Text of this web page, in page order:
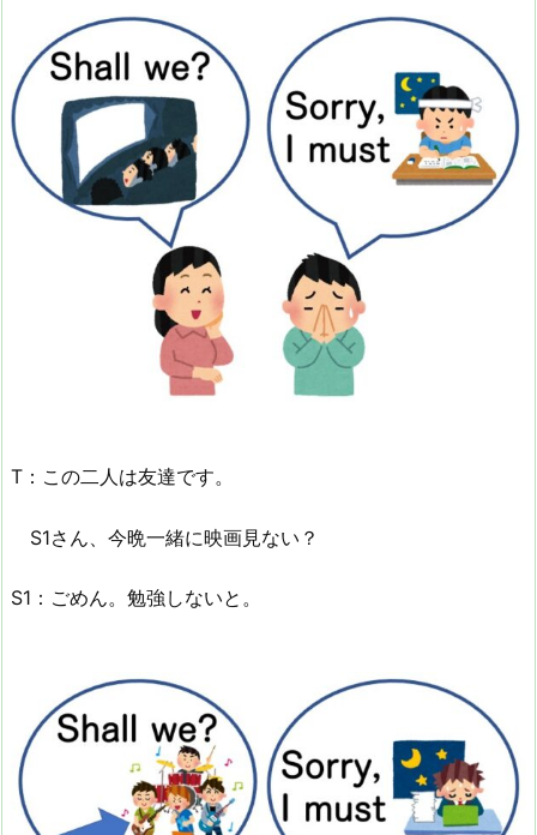
T：この二人は友達です。
S1さん、今晩一緒に映画見ない？
S1：ごめん。勉強しないと。